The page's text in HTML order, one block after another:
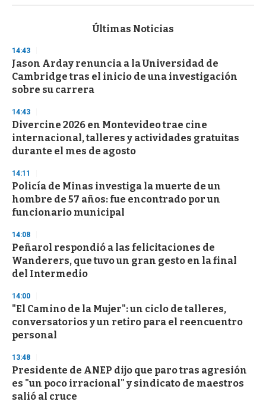
s
d
s
o
f
3
s
e
c
o
n
Últimas Noticias
14:43
Jason Arday renuncia a la Universidad de
Cambridge tras el inicio de una investigación
sobre su carrera
14:43
Divercine 2026 en Montevideo trae cine
internacional, talleres y actividades gratuitas
durante el mes de agosto
14:11
Policía de Minas investiga la muerte de un
hombre de 57 años: fue encontrado por un
funcionario municipal
14:08
Peñarol respondió a las felicitaciones de
Wanderers, que tuvo un gran gesto en la final
del Intermedio
14:00
"El Camino de la Mujer": un ciclo de talleres,
conversatorios y un retiro para el reencuentro
personal
13:48
Presidente de ANEP dijo que paro tras agresión
es "un poco irracional" y sindicato de maestros
salió al cruce